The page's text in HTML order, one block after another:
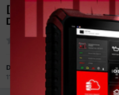
[FIAT SCUDO 07/2008
Diesel] ERRORE P 1462
Da trenato
11 Giugno 2015